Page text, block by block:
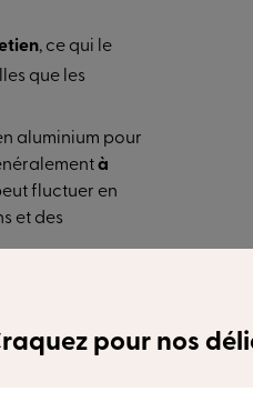
, ce qui le
que les
aluminium pour
à
fluctuer en
et des
pour sa
qui contribue à
des
une grande
pour nos